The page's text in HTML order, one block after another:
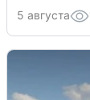
5 августа